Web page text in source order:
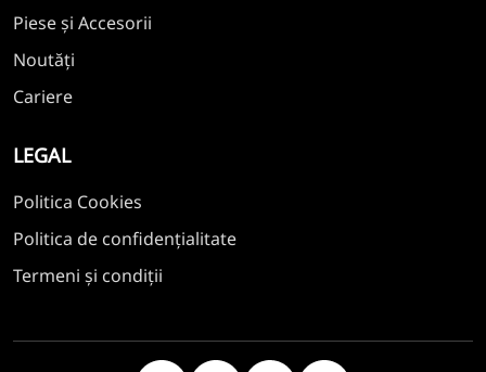
Piese și Accesorii
Noutăți
Cariere
LEGAL
Politica Cookies
Politica de confidențialitate
Termeni și condiții